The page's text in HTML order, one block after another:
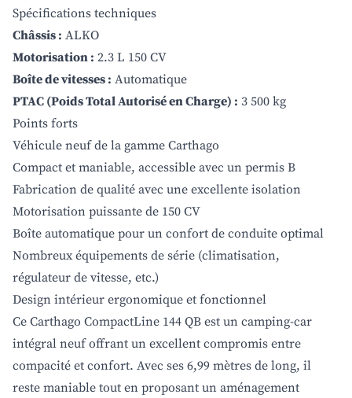
Spécifications techniques
Châssis : ALKO
Motorisation : 2.3 L 150 CV
Boîte de vitesses : Automatique
PTAC (Poids Total Autorisé en Charge) : 3 500 kg
Points forts
Véhicule neuf de la gamme Carthago
Compact et maniable, accessible avec un permis B
Fabrication de qualité avec une excellente isolation
Motorisation puissante de 150 CV
Boîte automatique pour un confort de conduite optimal
Nombreux équipements de série (climatisation,
régulateur de vitesse, etc.)
Design intérieur ergonomique et fonctionnel
Ce Carthago CompactLine 144 QB est un camping-car
intégral neuf offrant un excellent compromis entre
compacité et confort. Avec ses 6,99 mètres de long, il
reste maniable tout en proposant un aménagement